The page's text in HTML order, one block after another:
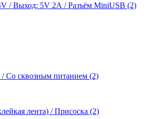
/ Выход: 5V 2А / Разъём MiniUSB (2)
Со сквозным питанием (2)
лента) / Присоска (2)